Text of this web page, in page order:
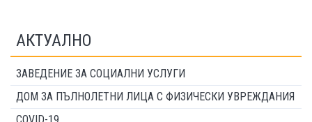
АКТУАЛНО
ЗАВЕДЕНИЕ ЗА СОЦИАЛНИ УСЛУГИ
ДОМ ЗА ПЪЛНОЛЕТНИ ЛИЦА С ФИЗИЧЕСКИ УВРЕЖДАНИЯ